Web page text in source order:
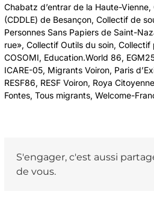
Chabatz d’entrar de la Haute-
(CDDLE) de Besançon, Collectif de
Personnes Sans Papiers de Saint-
rue», Collectif Outils du soin, Collectif
COSOMI, Education.World 86,
ICARE-05, Migrants Voiron, Paris
RESF86, RESF Voiron, Roya
Fontes, Tous migrants, Welcome-
S'engager, c'est aussi
de vous.